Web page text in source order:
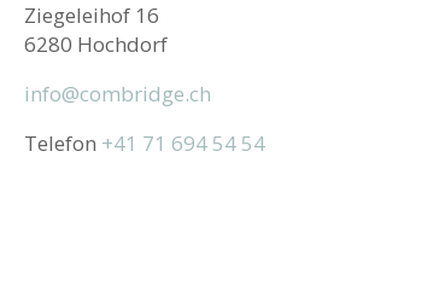
Ziegeleihof 16
6280 Hochdorf
info@combridge.ch
Telefon +41 71 694 54 54